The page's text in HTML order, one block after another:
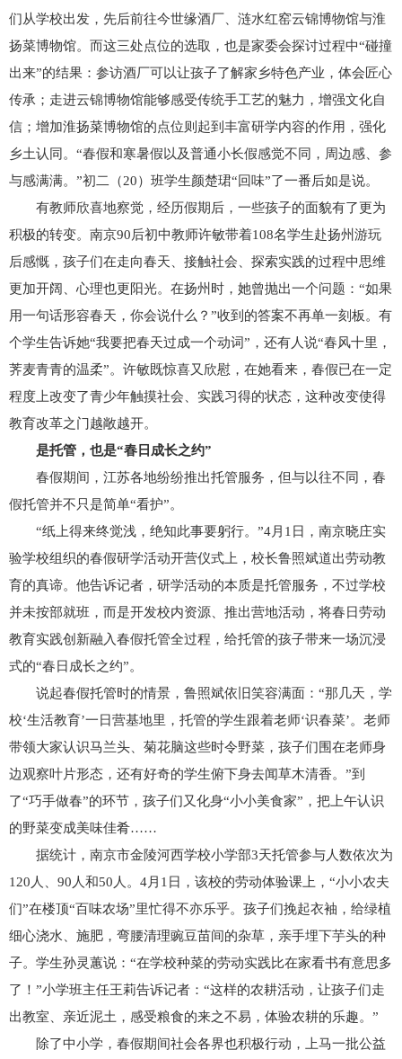
们从学校出发，先后前往今世缘酒厂、涟水红窑云锦博物馆与淮
扬菜博物馆。而这三处点位的选取，也是家委会探讨过程中“碰撞
出来”的结果：参访酒厂可以让孩子了解家乡特色产业，体会匠心
传承；走进云锦博物馆能够感受传统手工艺的魅力，增强文化自
信；增加淮扬菜博物馆的点位则起到丰富研学内容的作用，强化
乡土认同。“春假和寒暑假以及普通小长假感觉不同，周边感、参
与感满满。”初二（20）班学生颜楚珺“回味”了一番后如是说。
有教师欣喜地察觉，经历假期后，一些孩子的面貌有了更为
积极的转变。南京90后初中教师许敏带着108名学生赴扬州游玩
后感慨，孩子们在走向春天、接触社会、探索实践的过程中思维
更加开阔、心理也更阳光。在扬州时，她曾抛出一个问题：“如果
用一句话形容春天，你会说什么？”收到的答案不再单一刻板。有
个学生告诉她“我要把春天过成一个动词”，还有人说“春风十里，
荠麦青青的温柔”。许敏既惊喜又欣慰，在她看来，春假已在一定
程度上改变了青少年触摸社会、实践习得的状态，这种改变使得
教育改革之门越敞越开。
是托管，也是“春日成长之约”
春假期间，江苏各地纷纷推出托管服务，但与以往不同，春
假托管并不只是简单“看护”。
“纸上得来终觉浅，绝知此事要躬行。”4月1日，南京晓庄实
验学校组织的春假研学活动开营仪式上，校长鲁照斌道出劳动教
育的真谛。他告诉记者，研学活动的本质是托管服务，不过学校
并未按部就班，而是开发校内资源、推出营地活动，将春日劳动
教育实践创新融入春假托管全过程，给托管的孩子带来一场沉浸
式的“春日成长之约”。
说起春假托管时的情景，鲁照斌依旧笑容满面：“那几天，学
校‘生活教育’一日营基地里，托管的学生跟着老师‘识春菜’。老师
带领大家认识马兰头、菊花脑这些时令野菜，孩子们围在老师身
边观察叶片形态，还有好奇的学生俯下身去闻草木清香。”到
了“巧手做春”的环节，孩子们又化身“小小美食家”，把上午认识
的野菜变成美味佳肴……
据统计，南京市金陵河西学校小学部3天托管参与人数依次为
120人、90人和50人。4月1日，该校的劳动体验课上，“小小农夫
们”在楼顶“百味农场”里忙得不亦乐乎。孩子们挽起衣袖，给绿植
细心浇水、施肥，弯腰清理豌豆苗间的杂草，亲手埋下芋头的种
子。学生孙灵蕙说：“在学校种菜的劳动实践比在家看书有意思多
了！”小学班主任王莉告诉记者：“这样的农耕活动，让孩子们走
出教室、亲近泥土，感受粮食的来之不易，体验农耕的乐趣。”
除了中小学，春假期间社会各界也积极行动，上马一批公益